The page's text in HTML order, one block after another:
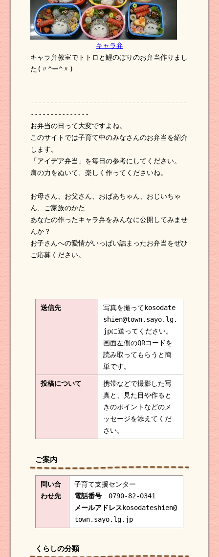
キャラ弁
キャラ弁教室でトトロと鯉のぼりのお弁当作りまし
た(〃^ー^〃)
----------------------------------------
---------------
お弁当の日って大変ですよね。
このサイトでは子育て中のみなさんのお弁当を紹介
します。
「アイデア弁当」を毎日の参考にしてください。
肩の力をぬいて、楽しく作ってくださいね。
お母さん、お父さん、おばあちゃん、おじいちゃ
ん、ご家族のかた
あなたの作ったキャラ弁をみんなに公開してみませ
んか？
お子さんへの愛情がいっぱい詰まったお弁当をぜひ
ご応募ください。
送信先
写真を撮ってkosodate
shien@town.sayo.lg.
jpに送ってください。
画面左側のQRコードを
読み取ってもらうと簡
単です。
投稿について
携帯などで撮影した写
真と、見た目や作ると
きのポイントなどのメ
ッセージを添えてくだ
さい。
ご案内
問い合
わせ先
子育て支援センター
電話番号 0790-82-0341
メールアドレス kosodateshien@
town.sayo.lg.jp
くらしの分類